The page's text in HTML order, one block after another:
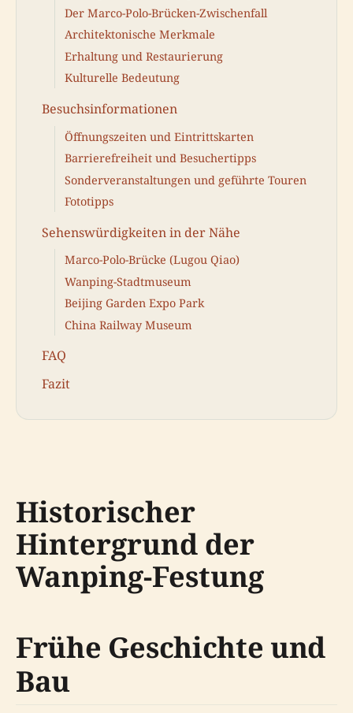
Der Marco-Polo-Brücken-Zwischenfall
Architektonische Merkmale
Erhaltung und Restaurierung
Kulturelle Bedeutung
Besuchsinformationen
Öffnungszeiten und Eintrittskarten
Barrierefreiheit und Besuchertipps
Sonderveranstaltungen und geführte Touren
Fototipps
Sehenswürdigkeiten in der Nähe
Marco-Polo-Brücke (Lugou Qiao)
Wanping-Stadtmuseum
Beijing Garden Expo Park
China Railway Museum
FAQ
Fazit
Historischer
Hintergrund der
Wanping-Festung
Frühe Geschichte und
Bau